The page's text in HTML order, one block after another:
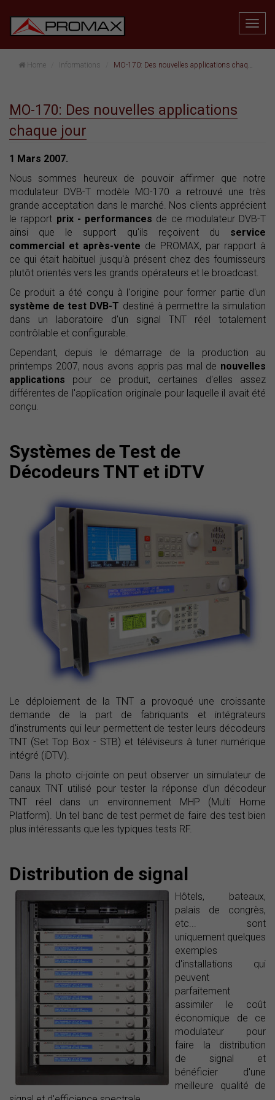
Home Informations MO-170: Des nouvelles applications chaque jour
MO-170: Des nouvelles applications
chaque jour
1 Mars 2007.
Nous sommes heureux de pouvoir affirmer que notre
modulateur DVB-T modèle MO-170 a retrouvé une très
grande acceptation dans le marché. Nos clients apprécient
le rapport prix - performances de ce modulateur DVB-T
ainsi que le support qu'ils reçoivent du service
commercial et après-vente de PROMAX, par rapport à
ce qui était habituel jusqu'à présent chez des fournisseurs
plutôt orientés vers les grands opérateurs et le broadcast.
Ce produit a été conçu à l'origine pour former partie d'un
système de test DVB-T destiné à permettre la simulation
dans un laboratoire d'un signal TNT réel totalement
contrôlable et configurable.
Cependant, depuis le démarrage de la production au
printemps 2007, nous avons appris pas mal de nouvelles
applications pour ce produit, certaines d'elles assez
différentes de l'application originale pour laquelle il avait été
conçu.
Systèmes de Test de
Décodeurs TNT et iDTV
Le déploiement de la TNT a provoqué une croissante
demande de la part de fabriquants et intégrateurs
d'instruments qui leur permettent de tester leurs décodeurs
TNT (Set Top Box - STB) et téléviseurs à tuner numérique
intégré (iDTV).
Dans la photo ci-jointe on peut observer un simulateur de
canaux TNT utilisé pour tester la réponse d'un décodeur
TNT réel dans un environnement MHP (Multi Home
Platform). Un tel banc de test permet de faire des test bien
plus intéressants que les typiques tests RF.
Distribution de signal
Hôtels, bateaux,
palais de congrès,
etc... sont
uniquement quelques
exemples
d'installations qui
peuvent
parfaitement
assimiler le coût
économique de ce
modulateur pour
faire la distribution
de signal et
bénéficier d'une
meilleure qualité de